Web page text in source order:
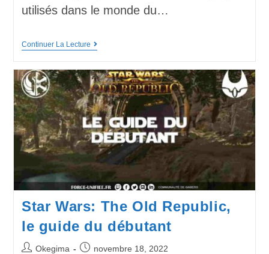
utilisés dans le monde du…
Continuer La Lecture
Star Wars: The Old Republic,
le guide du débutant
Okegima novembre 18, 2022